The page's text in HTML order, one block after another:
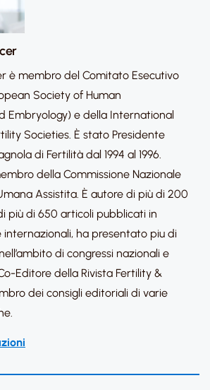
è membro del Comitato Esecutivo
Society of Human
Embryology) e della International
Societies. È stato Presidente
di Fertilità dal 1994 al 1996.
della Commissione Nazionale
Assistita. È autore di più di 200
più di 650 articoli pubblicati in
internazionali, ha presentato piu di
di congressi nazionali e
Editore della Rivista Fertility &
dei consigli editoriali di varie